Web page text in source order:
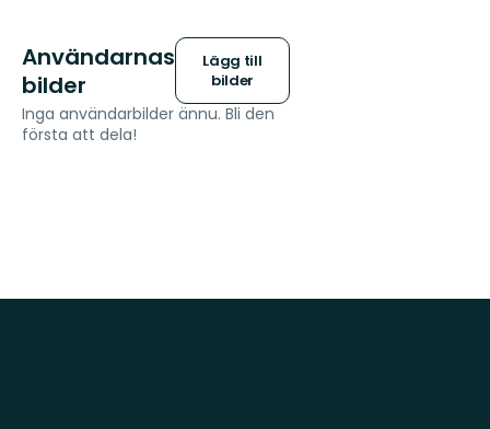
Användarnas
bilder
Lägg till
bilder
Inga användarbilder ännu. Bli den
första att dela!